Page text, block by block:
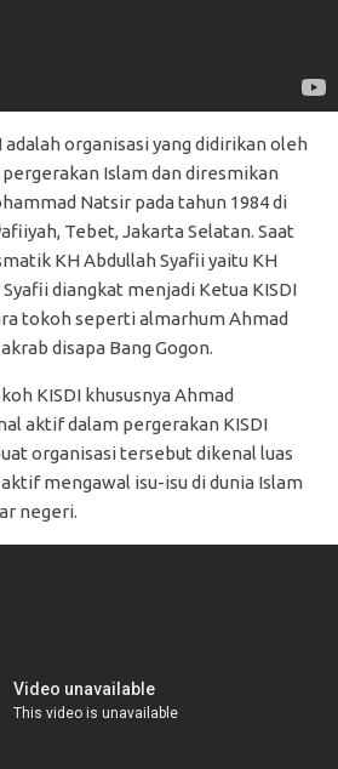
adalah organisasi yang didirikan oleh
Islam dan diresmikan
Natsir pada tahun 1984 di
Tebet, Jakarta Selatan. Saat
KH Abdullah Syafii yaitu KH
diangkat menjadi Ketua KISDI
tokoh seperti almarhum Ahmad
disapa Bang Gogon.
KISDI khususnya Ahmad
aktif dalam pergerakan KISDI
organisasi tersebut dikenal luas
mengawal isu-isu di dunia Islam
negeri.